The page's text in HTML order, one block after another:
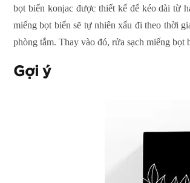
bọt biển konjac được thiết kế để kéo dài từ
miếng bọt biển sẽ tự nhiên xấu đi theo thời
phòng tắm. Thay vào đó, rửa sạch miếng bọt
Gợi ý